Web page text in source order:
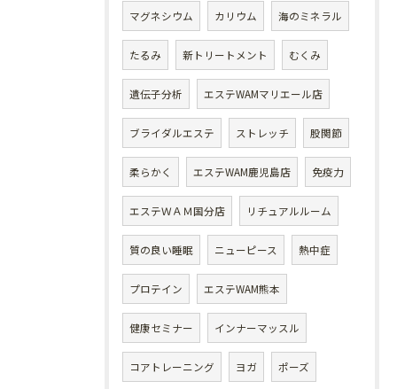
マグネシウム カリウム 海のミネラル
たるみ 新トリートメント むくみ
遺伝子分析 エステWAMマリエール店
ブライダルエステ ストレッチ 股関節
柔らかく エステWAM鹿児島店 免疫力
エステＷＡＭ国分店 リチュアルルーム
質の良い睡眠 ニューピース 熱中症
プロテイン エステWAM熊本
健康セミナー インナーマッスル
コアトレーニング ヨガ ポーズ